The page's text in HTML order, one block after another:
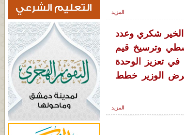
المزيد
الخير شكري وعدد
وترسيخ قيم
في تعزيز الوحدة
الوزير خطط
المزيد